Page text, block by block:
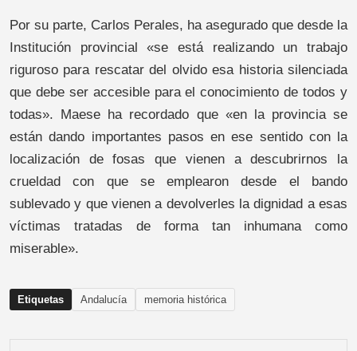
Por su parte, Carlos Perales, ha asegurado que desde la
Institución provincial «se está realizando un trabajo
riguroso para rescatar del olvido esa historia silenciada
que debe ser accesible para el conocimiento de todos y
todas». Maese ha recordado que «en la provincia se
están dando importantes pasos en ese sentido con la
localización de fosas que vienen a descubrirnos la
crueldad con que se emplearon desde el bando
sublevado y que vienen a devolverles la dignidad a esas
víctimas tratadas de forma tan inhumana como
miserable».
Etiquetas Andalucía memoria histórica